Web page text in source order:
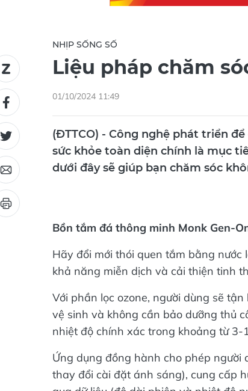
NHỊP SỐNG SỐ
Liệu pháp chăm
01/10/2024 11:49
(ĐTTCO) - Công nghệ phát triển
sức khỏe toàn diện chính là mục
dưới đây sẽ giúp bạn chăm sóc
Bồn tắm đá thông minh Monk Gen-
Hãy đổi mới thói quen tắm bằng
khả năng miễn dịch và cải thiện tinh
Với phần lọc ozone, người dùng sẽ
vệ sinh và không cần bảo dưỡng thủ
nhiệt độ chính xác trong khoảng từ 3-
Ứng dụng đồng hành cho phép người
thay đổi cài đặt ánh sáng), cung cấp